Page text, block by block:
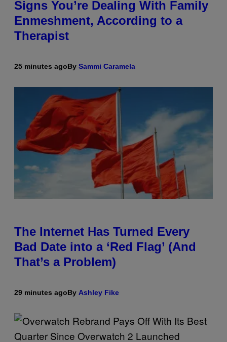
Signs You’re Dealing With Family
Enmeshment, According to a
Therapist
25 minutes agoBy Sammi Caramela
The Internet Has Turned Every
Bad Date into a ‘Red Flag’ (And
That’s a Problem)
29 minutes agoBy Ashley Fike